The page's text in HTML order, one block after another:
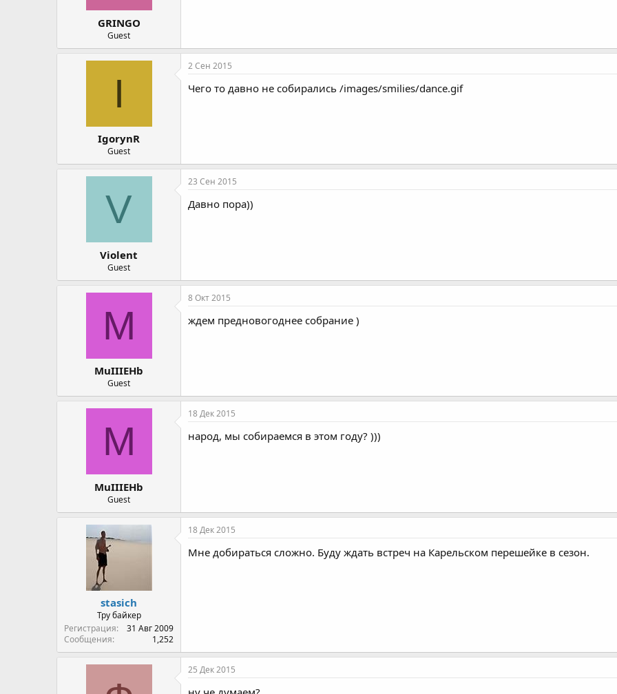
GRINGO
Guest
I
IgorynR
Guest
2 Сен 2015
Чего то давно не собирались /images/smilies/dance.gif
V
Violent
Guest
23 Сен 2015
Давно пора))
M
MuIIIEHb
Guest
8 Окт 2015
ждем предновогоднее собрание )
M
MuIIIEHb
Guest
18 Дек 2015
народ, мы собираемся в этом году? )))
stasich
Тру байкер
Регистрация
31 Авг 2009
Сообщения
1,252
18 Дек 2015
Мне добираться сложно. Буду ждать встреч на Карельском перешейке в сезон.
25 Дек 2015